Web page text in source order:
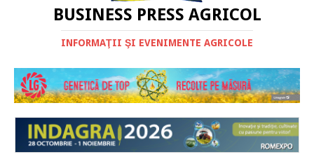
BUSINESS PRESS AGRICOL
INFORMAŢII ŞI EVENIMENTE AGRICOLE